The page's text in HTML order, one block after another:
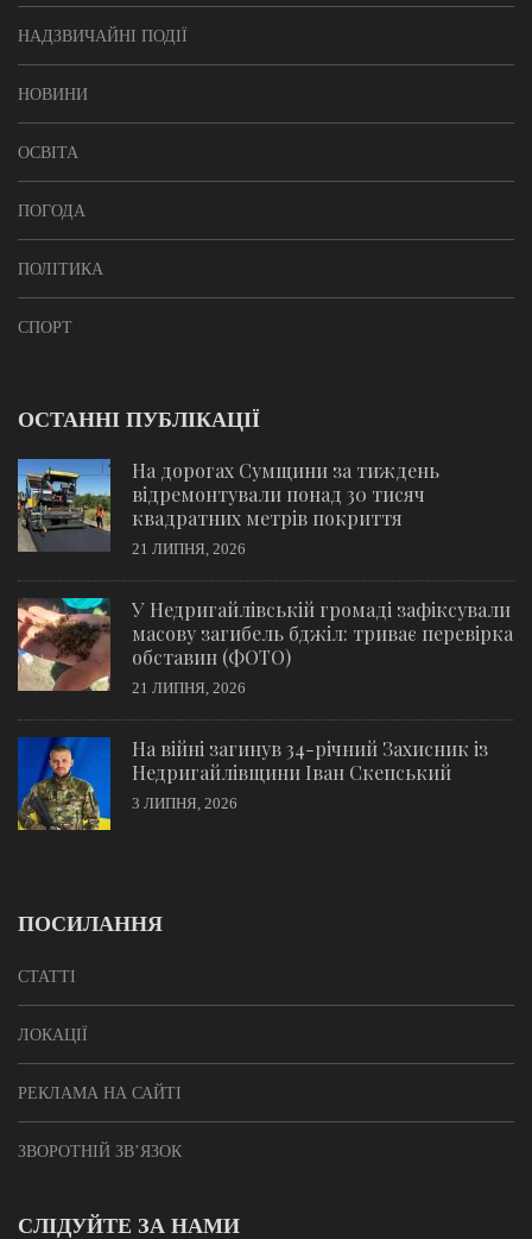
НАДЗВИЧАЙНІ ПОДІЇ
НОВИНИ
ОСВІТА
ПОГОДА
ПОЛІТИКА
СПОРТ
ОСТАННІ ПУБЛІКАЦІЇ
На дорогах Сумщини за тиждень
відремонтували понад 30 тисяч
квадратних метрів покриття
21 ЛИПНЯ, 2026
У Недригайлівській громаді зафіксували
масову загибель бджіл: триває перевірка
обставин (ФОТО)
21 ЛИПНЯ, 2026
На війні загинув 34-річний Захисник із
Недригайлівщини Іван Скепський
3 ЛИПНЯ, 2026
ПОСИЛАННЯ
СТАТТІ
ЛОКАЦІЇ
РЕКЛАМА НА САЙТІ
ЗВОРОТНІЙ ЗВ’ЯЗОК
СЛІДУЙТЕ ЗА НАМИ